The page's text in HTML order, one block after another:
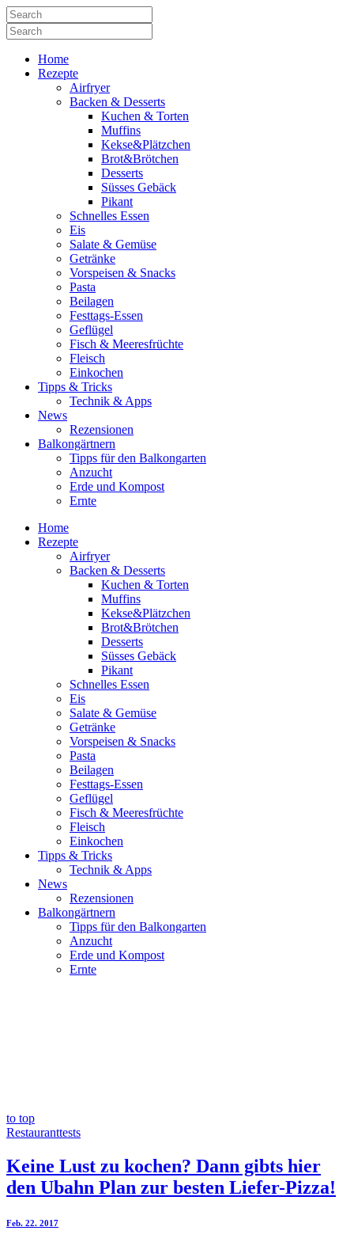
Home
Rezepte
Airfryer
Backen & Desserts
Kuchen & Torten
Muffins
Kekse&Plätzchen
Brot&Brötchen
Desserts
Süsses Gebäck
Pikant
Schnelles Essen
Eis
Salate & Gemüse
Getränke
Vorspeisen & Snacks
Pasta
Beilagen
Festtags-Essen
Geflügel
Fisch & Meeresfrüchte
Fleisch
Einkochen
Tipps & Tricks
Technik & Apps
News
Rezensionen
Balkongärtnern
Tipps für den Balkongarten
Anzucht
Erde und Kompost
Ernte
Home
Rezepte
Airfryer
Backen & Desserts
Kuchen & Torten
Muffins
Kekse&Plätzchen
Brot&Brötchen
Desserts
Süsses Gebäck
Pikant
Schnelles Essen
Eis
Salate & Gemüse
Getränke
Vorspeisen & Snacks
Pasta
Beilagen
Festtags-Essen
Geflügel
Fisch & Meeresfrüchte
Fleisch
Einkochen
Tipps & Tricks
Technik & Apps
News
Rezensionen
Balkongärtnern
Tipps für den Balkongarten
Anzucht
Erde und Kompost
Ernte
to top
Restauranttests
Keine Lust zu kochen? Dann gibts hier
den Ubahn Plan zur besten Liefer-Pizza!
Feb. 22. 2017